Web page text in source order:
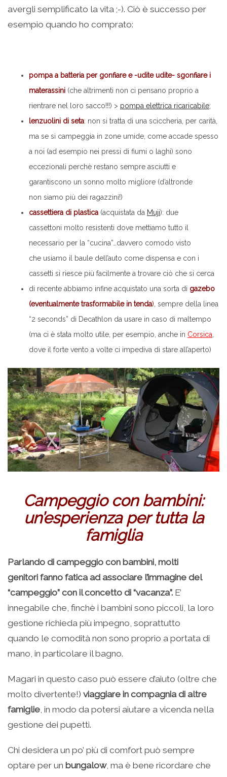
avergli semplificato la vita ;-). Ciò è successo per
esempio quando ho comprato:
pompa a batteria per gonfiare e -udite udite- sgonfiare i
materassini (che altrimenti non ci pensano proprio a
rientrare nel loro sacco!!!) > pompa elettrica ricaricabile;
lenzuolini di seta: non si tratta di una sciccheria, per carità,
ma se si campeggia in zone umide, come accade spesso
a noi (ad esempio nei pressi di fiumi o laghi) sono
eccezionali perchè restano sempre asciutti e
garantiscono un sonno molto migliore (d’altronde
non siamo più dei ragazzini!)
cassettiera di plastica (acquistata da Muji): due
cassettoni molto resistenti dove mettiamo tutto il
necessario per la “cucina”…davvero comodo visto
che usiamo il baule dell’auto come dispensa e con i
cassetti si riesce più facilmente a trovare ciò che si cerca
di recente abbiamo infine acquistato una sorta di gazebo
(eventualmente trasformabile in tenda) , sempre della linea
“2 seconds” di Decathlon da usare in caso di maltempo
(ma ci è stata molto utile, per esempio, anche in Corsica
dove il forte vento a volte ci impediva di stare all’aperto)
Campeggio con bambini:
un’esperienza per tutta la
famiglia
Parlando di campeggio con bambini, molti
genitori fanno fatica ad associare l’immagine del
“campeggio” con il concetto di “vacanza”. E’
innegabile che, finchè i bambini sono piccoli, la loro
gestione richieda più impegno, soprattutto
quando le comodità non sono proprio a portata di
mano, in particolare il bagno.
Magari in questo caso può essere d’aiuto (oltre che
molto divertente!) viaggiare in compagnia di altre
famiglie , in modo da potersi aiutare a vicenda nella
gestione dei pupetti.
Chi desidera un po’ più di comfort può sempre
optare per un bungalow, ma è bene ricordare che